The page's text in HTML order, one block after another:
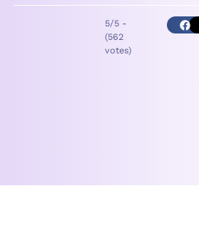
5/5 -
(562
votes)